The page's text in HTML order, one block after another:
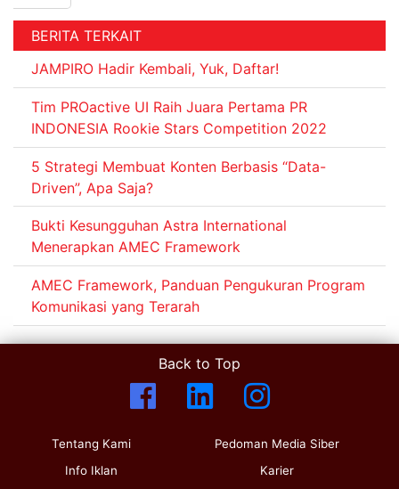
BERITA TERKAIT
JAMPIRO Hadir Kembali, Yuk, Daftar!
Tim PROactive UI Raih Juara Pertama PR
INDONESIA Rookie Stars Competition 2022
5 Strategi Membuat Konten Berbasis “Data-
Driven”, Apa Saja?
Bukti Kesungguhan Astra International
Menerapkan AMEC Framework
AMEC Framework, Panduan Pengukuran Program
Komunikasi yang Terarah
Back to Top
Tentang Kami
Info Iklan
Pedoman Media Siber
Karier